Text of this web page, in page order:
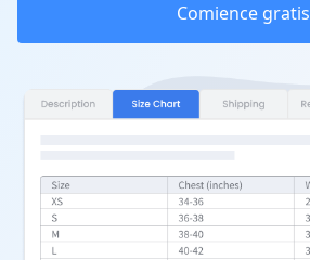
Comience gratis